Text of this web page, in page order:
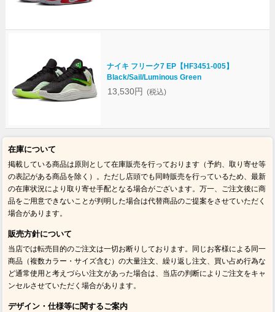
ナイキ フリーク7 EP【HF3451-005】
Black/Sail/Luminous Green
13,530円 (税込)
在庫について
掲載している商品は原則として在庫販売を行っております（予約、取り寄せ等
の表記がある商品を除く）。ただし店頭でも同時販売を行っているため、最新
の在庫状況により取り寄せ手配となる場合がございます。万一、ご注文後に商
品をご用意できないことが判明した場合は代替商品のご提案をさせていただく
場合があります。
販売方針について
当店では転売目的のご注文は一切お断りしております。同じお客様による同一
商品（複数カラー・サイズ含む）の大量注文、繰り返し注文、買い占め行為な
ど通常使用と考えづらい注文があった場合は、当店の判断によりご注文をキャ
ンセルさせていただく場合があります。
デザイン・仕様等に関するご案内